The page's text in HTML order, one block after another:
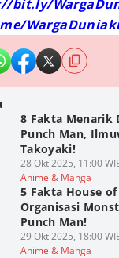
bit.ly/
8 Fakta Menarik
Punch Man,
Takoyaki!
28 Okt 2025, 11:00
Anime & Manga
5 Fakta House
Organisasi
Punch Man!
29 Okt 2025, 18:00
Anime & Manga